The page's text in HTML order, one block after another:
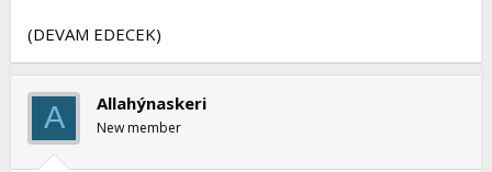
(DEVAM EDECEK)
A Allahýnaskeri
New member